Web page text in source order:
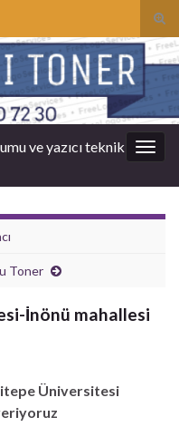
ve yazıcı teknik
Toner
İnönü mahallesi
Üniversitesi